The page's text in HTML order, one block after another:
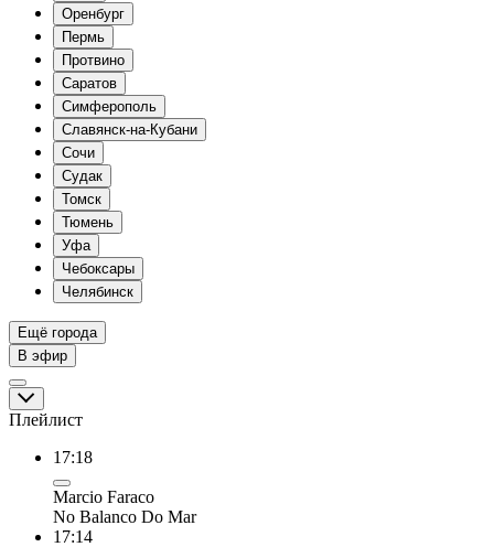
Оренбург
Пермь
Протвино
Саратов
Симферополь
Славянск-на-Кубани
Сочи
Судак
Томск
Тюмень
Уфа
Чебоксары
Челябинск
Ещё города
В эфир
Плейлист
17:18
Marcio Faraco
No Balanco Do Mar
17:14